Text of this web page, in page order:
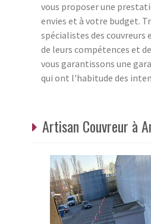
vous proposer une
envies et à votre budget.
spécialistes des couvreurs
de leurs compétences et
vous garantissons une
qui ont l'habitude des
Artisan Couvreur à